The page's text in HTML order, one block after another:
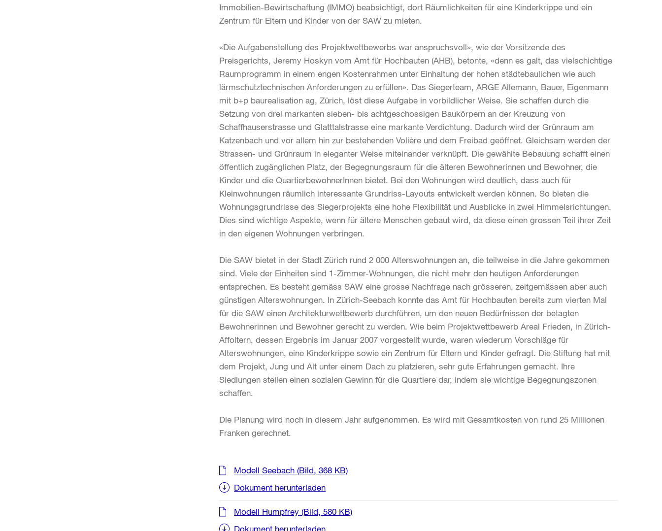
Immobilien-Bewirtschaftung (IMMO) beabsichtigt, dort Räumlichkeiten für eine Kinderkrippe und ein
Zentrum für Eltern und Kinder von der SAW zu mieten.
«Die Aufgabenstellung des Projektwettbewerbs war anspruchsvoll», wie der Vorsitzende des
Preisgerichts, Jeremy Hoskyn vom Amt für Hochbauten (AHB), betonte, «denn es galt, das vielschichtige
Raumprogramm in einem engen Kostenrahmen unter Einhaltung der hohen städtebaulichen wie auch
lärmschutztechnischen Anforderungen zu erfüllen». Das Siegerteam, ARGE Allemann, Bauer, Eigenmann
mit b+p baurealisation ag, Zürich, löst diese Aufgabe in vorbildlicher Weise. Sie schaffen durch die
Setzung von drei markanten sieben- bis achtgeschossigen Baukörpern an der Kreuzung von
Schaffhauserstrasse und Glatttalstrasse eine markante Verdichtung. Dadurch wird der Grünraum am
Katzenbach und vor allem hin zur bestehenden Volière und dem Freibad geöffnet. Gleichsam werden der
Strassen- und Grünraum in eleganter Weise miteinander verknüpft. Die gewählte Bebauung schafft einen
öffentlich zugänglichen Platz, der Begegnungsraum für die älteren Bewohnerinnen und Bewohner, die
Kinder und die QuartierbewohnerInnen bietet. Bei den Wohnungen wird deutlich, dass auch für
Kleinwohnungen räumlich interessante Grundriss-Layouts entwickelt werden können. So bieten die
Wohnungsgrundrisse des Siegerprojekts eine hohe Flexibilität und Ausblicke in zwei Himmelsrichtungen.
Dies sind wichtige Aspekte, wenn für ältere Menschen gebaut wird, da diese einen grossen Teil ihrer Zeit
in den eigenen Wohnungen verbringen.
Die SAW bietet in der Stadt Zürich rund 2 000 Alterswohnungen an, die teilweise in die Jahre gekommen
sind. Viele der Einheiten sind 1-Zimmer-Wohnungen, die nicht mehr den heutigen Anforderungen
entsprechen. Es besteht gemäss SAW eine grosse Nachfrage nach grösseren, zeitgemässen aber auch
günstigen Alterswohnungen. In Zürich-Seebach konnte das Amt für Hochbauten bereits zum vierten Mal
für die SAW einen Architekturwettbewerb durchführen, um den neuen Bedürfnissen der betagten
Bewohnerinnen und Bewohner gerecht zu werden. Wie beim Projektwettbewerb Areal Frieden, in Zürich-
Affoltern, dessen Ergebnis im Januar 2007 vorgestellt wurde, waren wiederum Vorschläge für
Alterswohnungen, eine Kinderkrippe sowie ein Zentrum für Eltern und Kinder gefragt. Die Stiftung hat mit
dem Projekt, Jung und Alt unter einem Dach zu platzieren, sehr gute Erfahrungen gemacht. Ihre
Siedlungen stellen einen sozialen Gewinn für die Quartiere dar, indem sie wichtige Begegnungszonen
schaffen.
Die Planung wird noch in diesem Jahr aufgenommen. Es wird mit Gesamtkosten von rund 25 Millionen
Franken gerechnet.
Weitere
Informationen
Modell Seebach (Bild, 368 KB)
Dokument herunterladen
Modell Humpfrey (Bild, 580 KB)
Dokument herunterladen